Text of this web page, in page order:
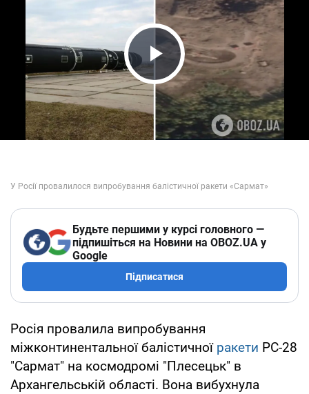
Play Video
Будьте першими у курсі головного —
підпишіться на Новини на OBOZ.UA у
Google
Підписатися
Росія провалила випробування
міжконтинентальної балістичної ракети РС-28
"Сармат" на космодромі "Плесецьк" в
Архангельській області. Вона вибухнула